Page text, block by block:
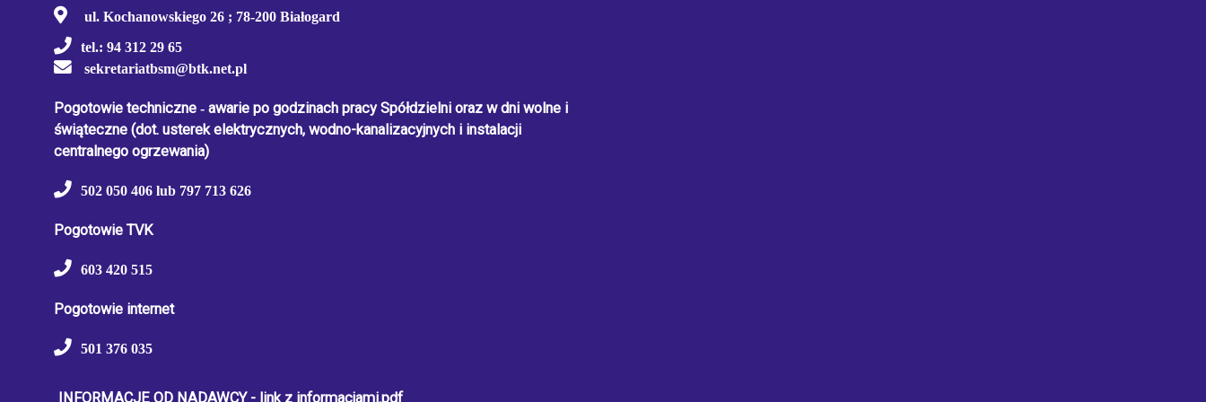
cena
reklamowych,
ogłoszeń
unijne
ul. Kochanowskiego 26 ; 78-200 Białogard
tel.: 94 312 29 65
sekretariatbsm@btk.net.pl
Pogotowie techniczne - awarie po godzinach pracy Spółdzielni oraz w dni wolne i
świąteczne (dot. usterek elektrycznych, wodno-kanalizacyjnych i instalacji
centralnego ogrzewania)
502 050 406 lub 797 713 626
Pogotowie TVK
603 420 515
Pogotowie internet
501 376 035
INFORMACJE OD NADAWCY - link z informacjami.pdf